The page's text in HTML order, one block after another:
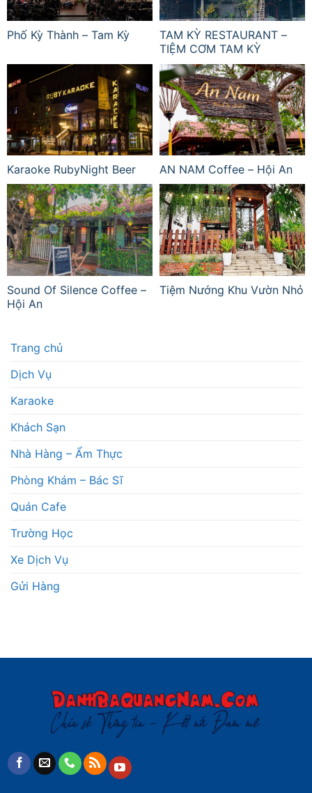
Phố Kỳ Thành – Tam Kỳ
TAM KỲ RESTAURANT –
TIỆM CƠM TAM KỲ
Karaoke RubyNight Beer AN NAM Coffee – Hội An
Sound Of Silence Coffee –
Hội An
Tiệm Nướng Khu Vườn Nhỏ
Trang chủ
Dịch Vụ
Karaoke
Khách Sạn
Nhà Hàng – Ẩm Thực
Phòng Khám – Bác Sĩ
Quán Cafe
Trường Học
Xe Dịch Vụ
Gửi Hàng